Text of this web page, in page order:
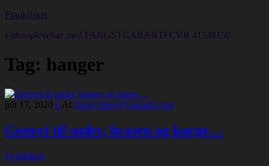
Frankfisker
Fiskeoplevelser med FANGSTGARANTI CVR 41548150
Tag: hanger
juli 17, 2020 0 Af frank.fisker@hotmail.com
Genvej til suder, brasen og karpe…
Lystfiskeri